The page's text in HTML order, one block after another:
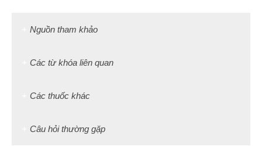
Nguồn tham khảo
Các từ khóa liên quan
Các thuốc khác
Câu hỏi thường gặp